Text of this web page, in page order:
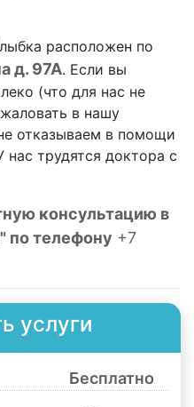
расположен по
д. 97А. Если вы
(что для нас не
в нашу
отказываем в помощи
трудятся доктора с
консультацию в
по телефону +7
услуги
Бесплатно